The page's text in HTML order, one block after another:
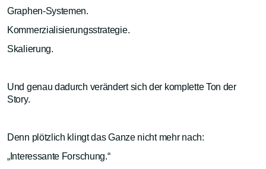
Graphen-Systemen.
Kommerzialisierungsstrategie.
Skalierung.
Und genau dadurch verändert sich der komplette Ton der
Story.
Denn plötzlich klingt das Ganze nicht mehr nach:
„Interessante Forschung.“